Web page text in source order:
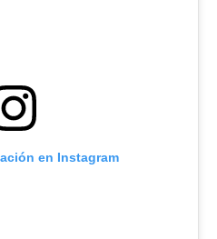
en Instagram